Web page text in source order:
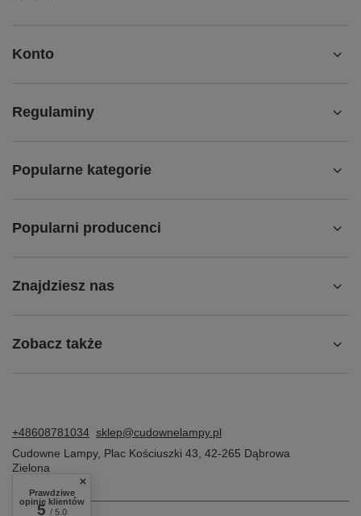
Konto
Regulaminy
Popularne kategorie
Popularni producenci
Znajdziesz nas
Zobacz także
+48608781034 sklep@cudownelampy.pl
Cudowne Lampy, Plac Kościuszki 43 42-265 Dąbrowa
Zielona
Prawdziwe
opinie klientów
5/ 5.0